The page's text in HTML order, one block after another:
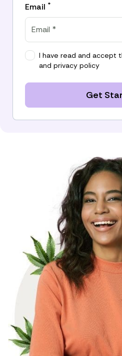
Email *
I have read and accept
and privacy policy
Get